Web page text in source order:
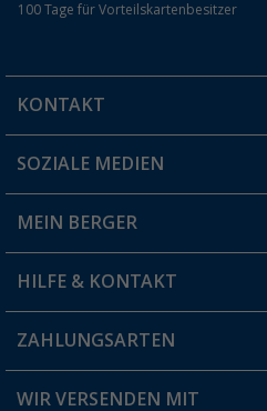
100 Tage für Vorteilskartenbesitzer
KONTAKT
Du hast eine Frage?
Filiale finden
SOZIALE MEDIEN
MEIN BERGER
Vorteilskarte
Blog
HILFE & KONTAKT
FAQ & Kontakt
Versandinformationen
ZAHLUNGSARTEN
WIR VERSENDEN MIT